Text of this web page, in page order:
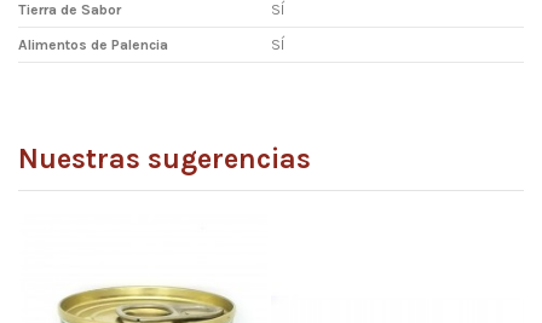
Tierra de Sabor SÍ
Alimentos de Palencia SÍ
Descargas (717.59k)
Nuestras sugerencias